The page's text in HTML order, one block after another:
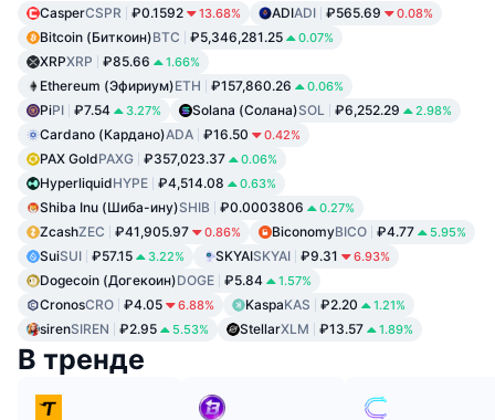
CasperCSPR ₽0.1592 13.68% ADIADI ₽565.69 0.08%
Bitcoin (Биткоин)BTC ₽5,346,281.25 0.07%
XRPXRP ₽85.66 1.66%
Ethereum (Эфириум)ETH ₽157,860.26 0.06%
PiPI ₽7.54 3.27% Solana (Солана)SOL ₽6,252.29 2.98%
Cardano (Кардано)ADA ₽16.50 0.42%
PAX GoldPAXG ₽357,023.37 0.06%
HyperliquidHYPE ₽4,514.08 0.63%
Shiba Inu (Шиба-ину)SHIB ₽0.0003806 0.27%
ZcashZEC ₽41,905.97 0.86% BiconomyBICO ₽4.77 5.95%
SuiSUI ₽57.15 3.22% SKYAISKYAI ₽9.31 6.93%
Dogecoin (Догекоин)DOGE ₽5.84 1.57%
CronosCRO ₽4.05 6.88% KaspaKAS ₽2.20 1.21%
sirenSIREN ₽2.95 5.53% StellarXLM ₽13.57 1.89%
В тренде